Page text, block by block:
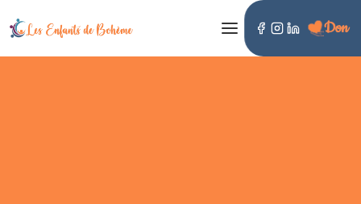
Don
LES ENFANTS DE BOHÈME